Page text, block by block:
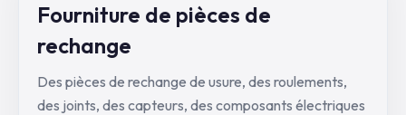
Fourniture de pièces de
rechange
Des pièces de rechange de usure, des roulements,
des joints, des capteurs, des composants électriques